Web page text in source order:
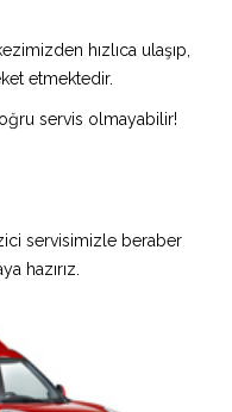
hızlıca ulaşıp,
etmektedir.
servis olmayabilir!
servisimizle beraber
hazırız.